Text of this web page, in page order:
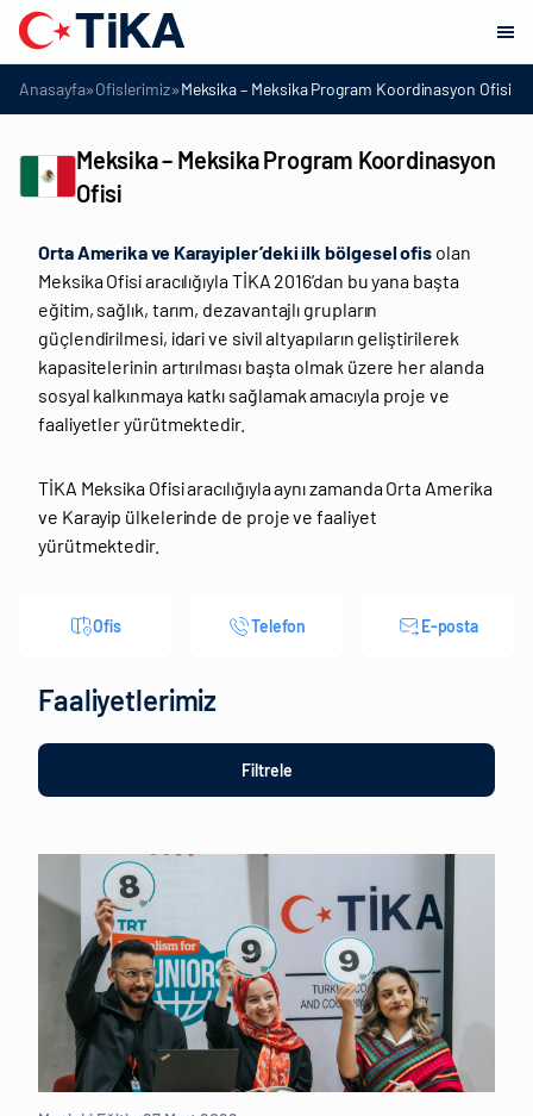
Anasayfa»Ofislerimiz»Meksika – Meksika Program Koordinasyon Ofisi
Meksika – Meksika Program Koordinasyon
Ofisi
Orta Amerika ve Karayipler’deki ilk bölgesel ofis olan
Meksika Ofisi aracılığıyla TİKA 2016’dan bu yana başta
eğitim, sağlık, tarım, dezavantajlı grupların
güçlendirilmesi, idari ve sivil altyapıların geliştirilerek
kapasitelerinin artırılması başta olmak üzere her alanda
sosyal kalkınmaya katkı sağlamak amacıyla proje ve
faaliyetler yürütmektedir.
TİKA Meksika Ofisi aracılığıyla aynı zamanda Orta Amerika
ve Karayip ülkelerinde de proje ve faaliyet
yürütmektedir.
Ofis Telefon E-posta
Faaliyetlerimiz
Filtrele